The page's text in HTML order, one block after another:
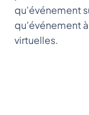
qu'événement
qu'événement
virtuelles.